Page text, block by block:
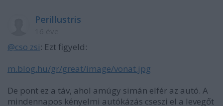
Perillustris
@cso zsi: Ezt figyeld:
m.blog.hu/gr/great/image/vonat.jpg
De pont ez a táv, ahol amúgy simán elfér az autó. A
mindennapos kényelmi autókázás cseszi el a levegőt